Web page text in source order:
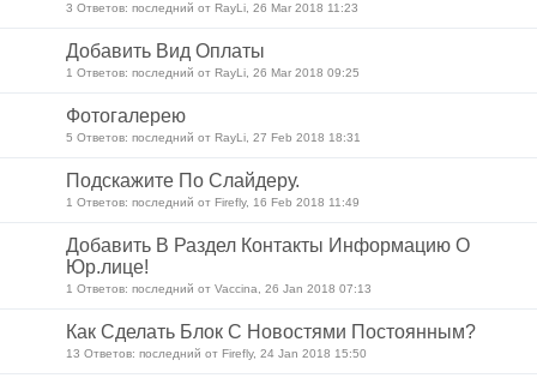
3 Ответов: последний от RayLi, 26 Mar 2018 11:23
Добавить Вид Оплаты
1 Ответов: последний от RayLi, 26 Mar 2018 09:25
Фотогалерею
5 Ответов: последний от RayLi, 27 Feb 2018 18:31
Подскажите По Слайдеру.
1 Ответов: последний от Firefly, 16 Feb 2018 11:49
Добавить В Раздел Контакты Информацию О
Юр.лице!
1 Ответов: последний от Vaccina, 26 Jan 2018 07:13
Как Сделать Блок С Новостями Постоянным?
13 Ответов: последний от Firefly, 24 Jan 2018 15:50